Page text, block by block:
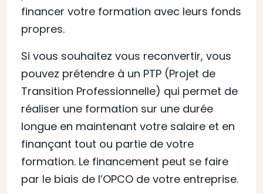
financer votre formation avec leurs fonds
propres.
Si vous souhaitez vous reconvertir, vous
pouvez prétendre à un PTP (Projet de
Transition Professionnelle) qui permet de
réaliser une formation sur une durée
longue en maintenant votre salaire et en
finançant tout ou partie de votre
formation. Le financement peut se faire
par le biais de l’OPCO de votre entreprise.